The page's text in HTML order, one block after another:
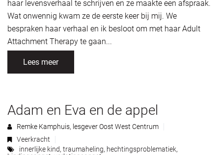
haar levensverhaal te schrijven en ze maakte een afspraak.
Wat onwennig kwam ze de eerste keer bij mij. We
bespraken haar verhaal en ik besloot om met haar Adult
Attachment Therapy te gaan...
Lees meer
Adam en Eva en de appel
Remke Kamphuis, lesgever Oost West Centrum
Veerkracht
innerlijke kind, traumaheling, hechtingsproblematiek,